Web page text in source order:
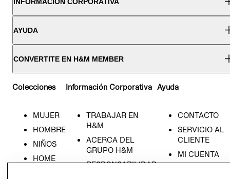
AYUDA
CONVERTITE EN H&M MEMBER
Colecciones
MUJER
HOMBRE
NIÑOS
HOME
Información Corporativa
TRABAJAR EN
H&M
ACERCA DEL
GRUPO H&M
RESPONSABILIDAD
Ayuda
CONTACTO
SERVICIO AL
CLIENTE
MI CUENTA